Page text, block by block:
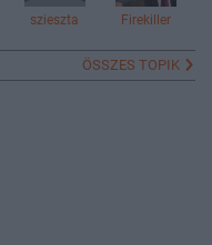
szieszta Firekiller
ÖSSZES TOPIK